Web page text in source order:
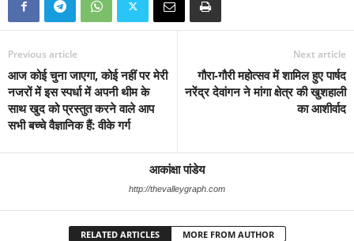
Previous article
आज कोई चुना जाएगा, कोई नहीं पर मेरी
नजरों में इस स्पर्धा में अपनी थीम के
साथ खुद को प्रस्तुत करने वाले आप
सभी बच्चे वैज्ञानिक हैं: वीके गर्ग
Next article
गौरा-गौरी महोत्सव में शामिल हुए पार्षद
नरेंद्र देवांगन ने मांगा क्षेत्र की खुशहाली
का आशीर्वाद
आकांक्षा पांडेय
http://thevalleygraph.com
RELATED ARTICLES MORE FROM AUTHOR